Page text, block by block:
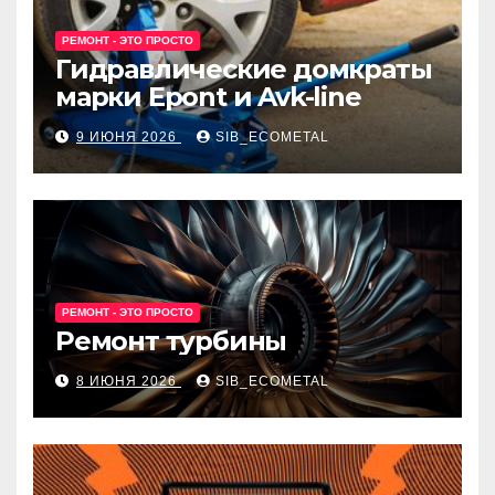
РЕМОНТ - ЭТО ПРОСТО
Гидравлические домкраты
марки Epont и Avk-line
9 ИЮНЯ 2026 SIB_ECOMETAL
РЕМОНТ - ЭТО ПРОСТО
Ремонт турбины
8 ИЮНЯ 2026 SIB_ECOMETAL